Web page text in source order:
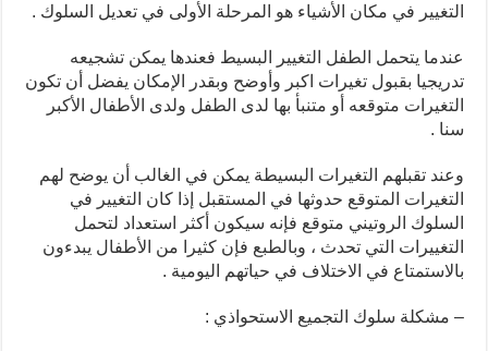
التغيير في مكان الأشياء هو المرحلة الأولى في تعديل السلوك .
عندما يتحمل الطفل التغيير البسيط فعندها يمكن تشجيعه
تدريجيا بقبول تغيرات اكبر وأوضح وبقدر الإمكان يفضل أن تكون
التغيرات متوقعه أو متنبأ بها لدى الطفل ولدى الأطفال الأكبر
سنا .
وعند تقبلهم التغيرات البسيطة يمكن في الغالب أن يوضح لهم
التغيرات المتوقع حدوثها في المستقبل إذا كان التغيير في
السلوك الروتيني متوقع فإنه سيكون أكثر استعداد لتحمل
التغييرات التي تحدث ، وبالطبع فإن كثيرا من الأطفال يبدءون
بالاستمتاع في الاختلاف في حياتهم اليومية .
– مشكلة سلوك التجميع الاستحواذي :